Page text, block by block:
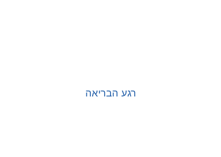
רגע הבריאה